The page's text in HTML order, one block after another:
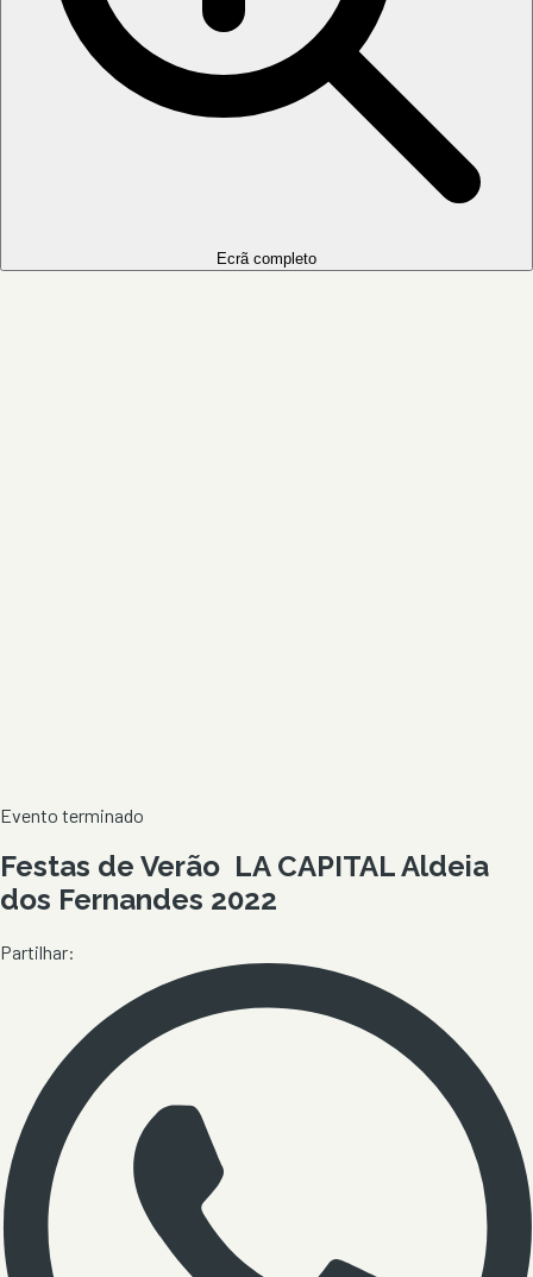
Ecrã completo
Evento terminado
Festas de Verão LA CAPITAL Aldeia
dos Fernandes 2022
Partilhar: